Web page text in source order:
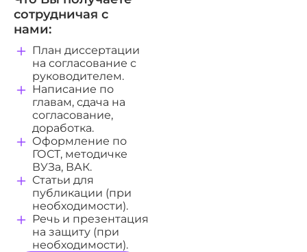
сотрудничая с
нами:
План диссертации
на согласование с
руководителем.
Написание по
главам, сдача на
согласование,
доработка.
Оформление по
ГОСТ, методичке
ВУЗа, ВАК.
Статьи для
публикации (при
необходимости).
Речь и презентация
на защиту (при
необходимости).